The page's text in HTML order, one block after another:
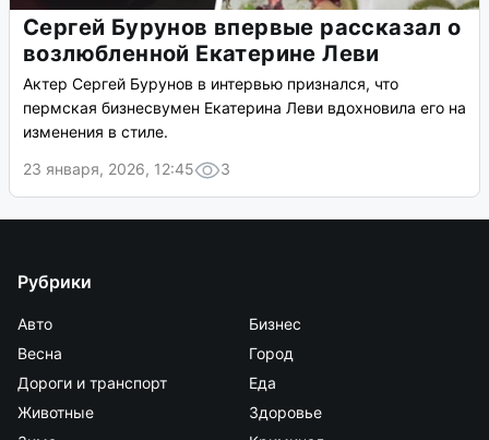
Сергей Бурунов впервые рассказал о
возлюбленной Екатерине Леви
Актер Сергей Бурунов в интервью признался, что
пермская бизнесвумен Екатерина Леви вдохновила его на
изменения в стиле.
23 января, 2026, 12:45
3
Рубрики
Авто
Бизнес
Весна
Город
Дороги и транспорт
Еда
Животные
Здоровье